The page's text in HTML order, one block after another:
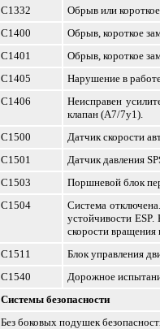
С1332
Обрыв или
С1400
Обрыв, короткое
С1401
Обрыв, короткое
С1405
Нарушение в
С1406
Неисправен
клапан (A7/7y1).
С1500
Датчик скорости
С1501
Датчик давления
С1503
Поршневой блок
С1504
Система
устойчивости
скорости
С1511
Блок управления
С1540
Дорожное
Системы безопасности
Без боковых подушек